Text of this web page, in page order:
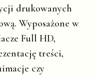
drukowanych
Wyposażone w
Full HD,
treści,
czy